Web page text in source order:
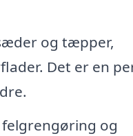
og tæpper,
Det er en
og